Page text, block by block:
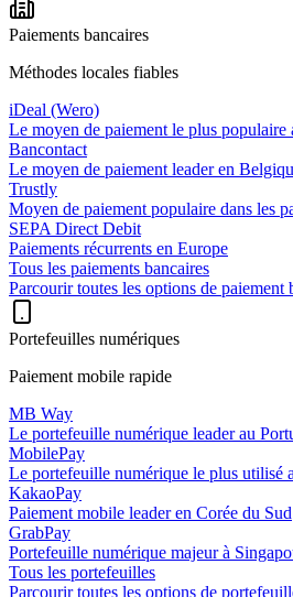
Paiements bancaires
Méthodes locales fiables
iDeal (Wero)
Le moyen de paiement le plus populaire
Bancontact
Le moyen de paiement leader en
Trustly
Moyen de paiement populaire dans les
SEPA Direct Debit
Paiements récurrents en Europe
Tous les paiements bancaires
Parcourir toutes les options de paiement
Portefeuilles numériques
Paiement mobile rapide
MB Way
Le portefeuille numérique leader au
MobilePay
Le portefeuille numérique le plus utilisé
KakaoPay
Paiement mobile leader en Corée du Sud
GrabPay
Portefeuille numérique majeur à
Tous les portefeuilles
Parcourir toutes les options de